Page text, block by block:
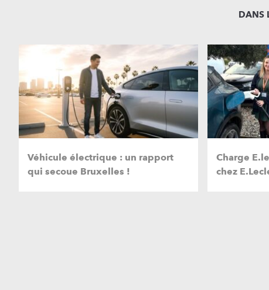
DANS
Véhicule électrique : un rapport
qui secoue Bruxelles !
Charge
chez